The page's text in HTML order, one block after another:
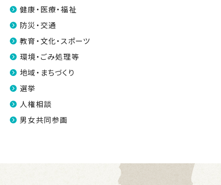
健康・医療・福祉
防災・交通
教育・文化・スポーツ
環境・ごみ処理等
地域・まちづくり
選挙
人権相談
男女共同参画